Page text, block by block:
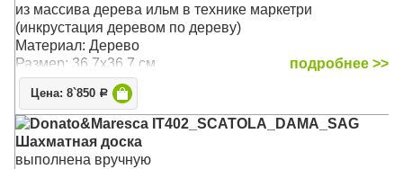
из массива дерева ильм в технике маркетри
(инкрустация деревом по дереву)
Материал: Дерево
Размер: 36,7х36,7 см
подробнее >>
Цена: 8`850 Р
Donato&Maresca IT402_SCATOLA_DAMA_SAG
Шахматная доска
выполнена вручную